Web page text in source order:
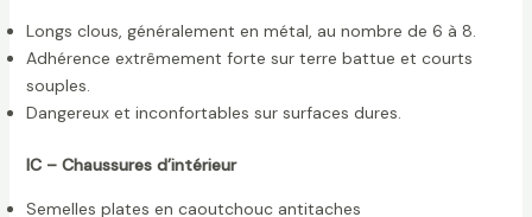
Longs clous, généralement en métal, au nombre de 6 à 8.
Adhérence extrêmement forte sur terre battue et courts
souples.
Dangereux et inconfortables sur surfaces dures.
IC – Chaussures d’intérieur
Semelles plates en caoutchouc antitaches